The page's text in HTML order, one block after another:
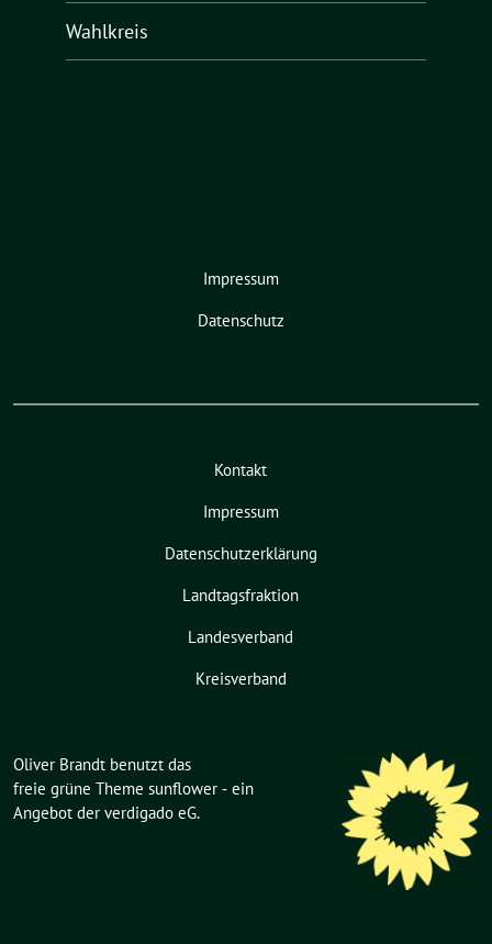
Wahlkreis
Impressum
Datenschutz
Kontakt
Impressum
Datenschutzerklärung
Landtagsfraktion
Landesverband
Kreisverband
Oliver Brandt benutzt das
freie grüne Theme sunflower ‐ ein
Angebot der verdigado eG.